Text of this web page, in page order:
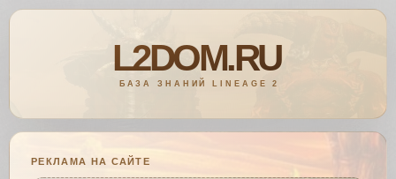
РЕКЛАМА НА САЙТЕ